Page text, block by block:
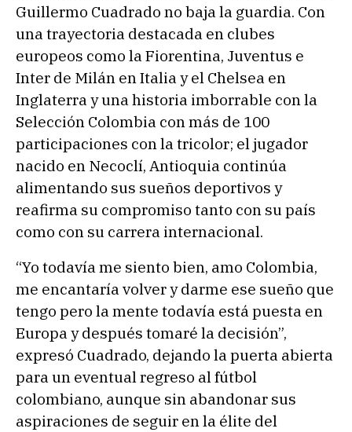
Guillermo Cuadrado no baja la guardia. Con
una trayectoria destacada en clubes
europeos como la Fiorentina, Juventus e
Inter de Milán en Italia y el Chelsea en
Inglaterra y una historia imborrable con la
Selección Colombia con más de 100
participaciones con la tricolor; el jugador
nacido en Necoclí, Antioquia continúa
alimentando sus sueños deportivos y
reafirma su compromiso tanto con su país
como con su carrera internacional.
“Yo todavía me siento bien, amo Colombia,
me encantaría volver y darme ese sueño que
tengo pero la mente todavía está puesta en
Europa y después tomaré la decisión”,
expresó Cuadrado, dejando la puerta abierta
para un eventual regreso al fútbol
colombiano, aunque sin abandonar sus
aspiraciones de seguir en la élite del